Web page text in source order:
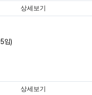
상세보기
입)
상세보기